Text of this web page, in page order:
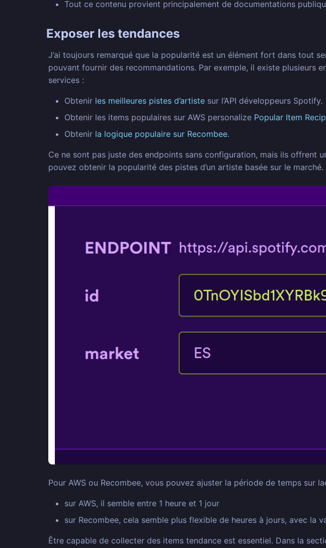
Tout ce contenu provient principalement de documentations
Exposer les tendances
J’ai toujours remarqué que la popularité est un élément fort dans tout
pouvant fournir des recommandations. Par exemple, il existe plusieurs
services :
Obtenir les meilleures pistes d’artiste sur l’API développeurs Spotify.
Obtenir les items populaires sur AWS personalize Popular Item
Obtenir la logique populaire sur Recombee.
Ce ne sont pas juste des endpoints sans configuration, mais ils offrent
pouvez obtenir la popularité des pistes d’un artiste basée sur le marché.
Pour AWS ou Recombee, vous pouvez ajuster la période de temps sur
sur AWS, il semble entre 1 heure et 1 jour
sur Recombee, cela semble plus flexible de heures à jours, avec la
Être capable de collecter des items tendance est essentiel. Dans la